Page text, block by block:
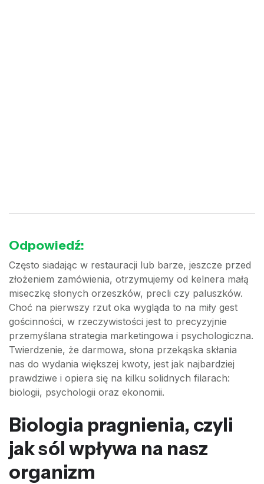
Odpowiedź:
Często siadając w restauracji lub barze, jeszcze przed
złożeniem zamówienia, otrzymujemy od kelnera małą
miseczkę słonych orzeszków, precli czy paluszków.
Choć na pierwszy rzut oka wygląda to na miły gest
gościnności, w rzeczywistości jest to precyzyjnie
przemyślana strategia marketingowa i psychologiczna.
Twierdzenie, że darmowa, słona przekąska skłania
nas do wydania większej kwoty, jest jak najbardziej
prawdziwe i opiera się na kilku solidnych filarach:
biologii, psychologii oraz ekonomii.
Biologia pragnienia, czyli
jak sól wpływa na nasz
organizm